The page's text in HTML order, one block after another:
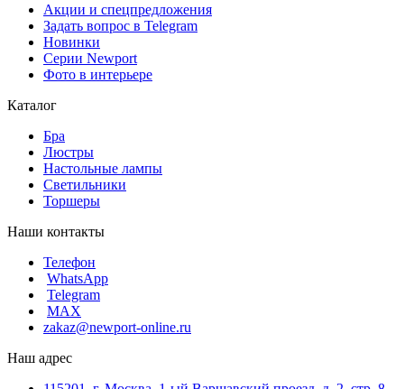
Акции и спецпредложения
Задать вопрос в Telegram
Новинки
Серии Newport
Фото в интерьере
Каталог
Бра
Люстры
Настольные лампы
Светильники
Торшеры
Наши контакты
Телефон
WhatsApp
Telegram
MAX
zakaz@newport-online.ru
Наш адрес